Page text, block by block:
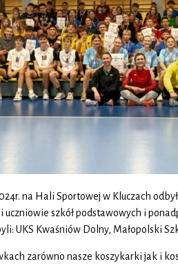
na Hali Sportowej w Kluczach
uczniowie szkół podstawowych i
UKS Kwaśniów Dolny, Małopolski
zarówno nasze koszykarki jak i